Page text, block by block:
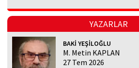
YAZARLAR
BAKİ YEŞİLOĞLU
M. Metin KAPLAN
27 Tem 2026